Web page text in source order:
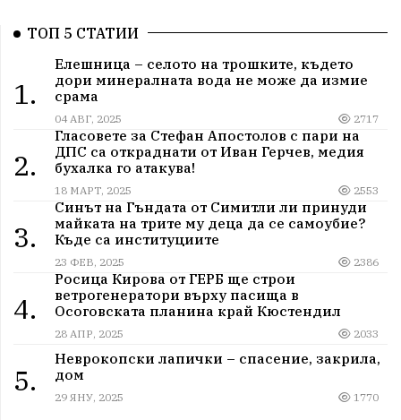
ТОП 5 СТАТИИ
1.
Елешница – селото на трошките, където
дори минералната вода не може да измие
срама
04 АВГ, 2025 2717
2.
Гласовете за Стефан Апостолов с пари на
ДПС са откраднати от Иван Герчев, медия
бухалка го атакува!
18 МАРТ, 2025 2553
3.
Синът на Гъндата от Симитли ли принуди
майката на трите му деца да се самоубие?
Къде са институциите
23 ФЕВ, 2025 2386
4.
Росица Кирова от ГЕРБ ще строи
ветрогенератори върху пасища в
Осоговската планина край Кюстендил
28 АПР, 2025 2033
5.
Неврокопски лапички – спасение, закрила,
дом
29 ЯНУ, 2025 1770